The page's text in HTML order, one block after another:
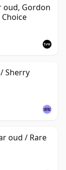
oud, Gordon
Sherry
oud / Rare